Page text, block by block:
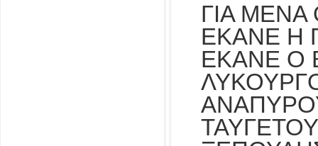
ΓΙΑ
ΕΚΑΝΕ Η
ΕΚΑΝΕ Ο